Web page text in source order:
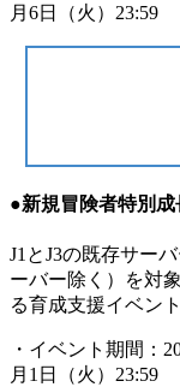
月6日（火）23:59
●新規冒険者特別成
J1とJ3の既存サー
ーバー除く）を対
る育成支援イベント
・イベント期間：
月1日（火）23:59